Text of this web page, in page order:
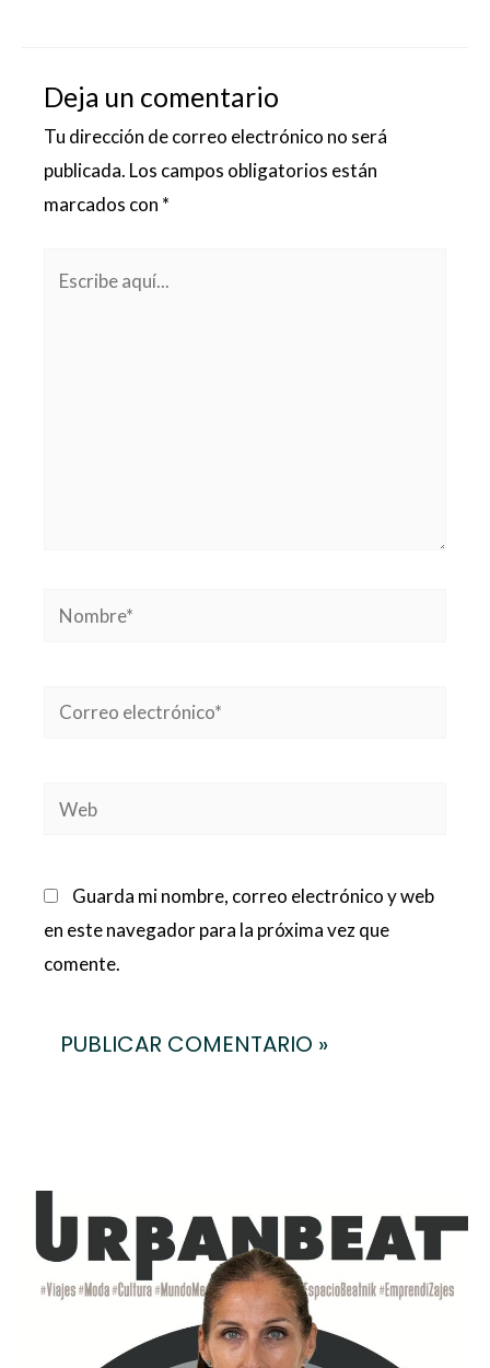
Deja un comentario
Tu dirección de correo electrónico no será
publicada. Los campos obligatorios están
marcados con *
Nombre*
Correo
Web
Guarda mi nombre, correo electrónico y web
en este navegador para la próxima vez que
comente.